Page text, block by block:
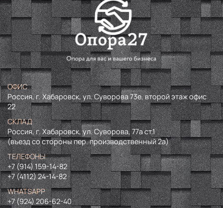
ОФИС
Россия, г. Хабаровск, ул. Суворова 73е, второй этаж офис
22
СКЛАД
Россия, г. Хабаровск, ул. Суворова, 77а ст.1
(въезд со стороны пер. производственный 2а)
ТЕЛЕФОНЫ
+7 (914) 159-14-82
+7 (4112) 24-14-82
WHATSAPP
+7 (924) 206-62-40